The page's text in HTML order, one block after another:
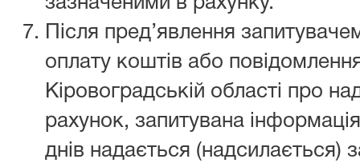
Після пред’явлення
оплату коштів або
Кіровоградській області про
рахунок, запитувана
днів надається (надсилається)